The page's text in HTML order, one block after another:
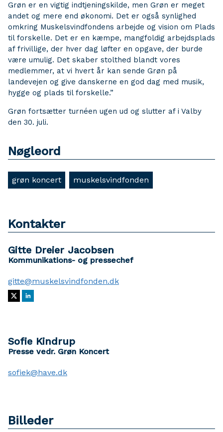
Grøn er en vigtig indtjeningskilde, men Grøn er meget
andet og mere end økonomi. Det er også synlighed
omkring Muskelsvindfondens arbejde og vision om Plads
til forskelle. Det er en kæmpe, mangfoldig arbejdsplads
af frivillige, der hver dag løfter en opgave, der burde
være umulig. Det skaber stolthed blandt vores
medlemmer, at vi hvert år kan sende Grøn på
landevejen og give danskerne en god dag med musik,
hygge og plads til forskelle.”
Grøn fortsætter turnéen ugen ud og slutter af i Valby
den 30. juli.
Nøgleord
grøn koncert muskelsvindfonden
Kontakter
Gitte Dreier Jacobsen
Kommunikations- og pressechef
gitte@muskelsvindfonden.dk
Sofie Kindrup
Presse vedr. Grøn Koncert
sofiek@have.dk
Billeder